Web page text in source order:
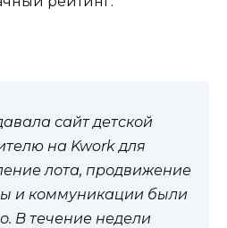
сайт детской
на Kwork для
лота, продвижение
и коммуникации были
В течение недели